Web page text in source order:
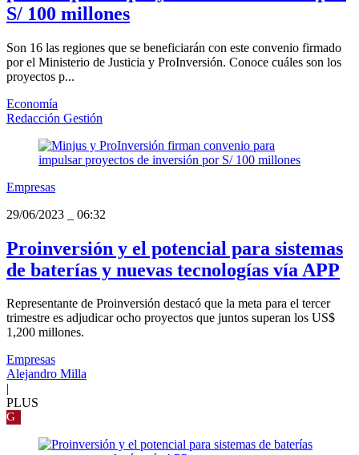
S/ 100 millones
Son 16 las regiones que se beneficiarán con este convenio firmado
por el Ministerio de Justicia y ProInversión. Conoce cuáles son los
proyectos p...
Economía
Redacción Gestión
Empresas
29/06/2023
06:32
Proinversión y el potencial para sistemas
de baterías y nuevas tecnologías vía APP
Representante de Proinversión destacó que la meta para el tercer
trimestre es adjudicar ocho proyectos que juntos superan los US$
1,200 millones.
Empresas
Alejandro Milla
|
PLUS
G